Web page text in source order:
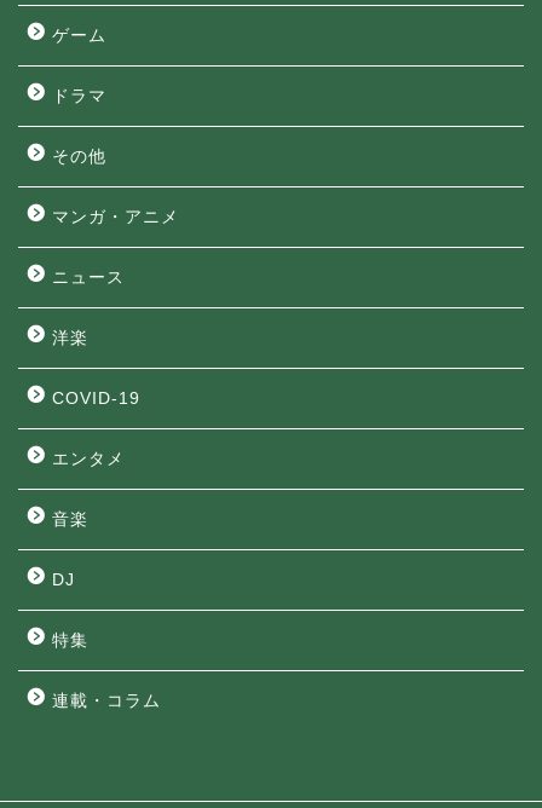
ゲーム
ドラマ
その他
マンガ・アニメ
ニュース
洋楽
COVID-19
エンタメ
音楽
DJ
特集
連載・コラム